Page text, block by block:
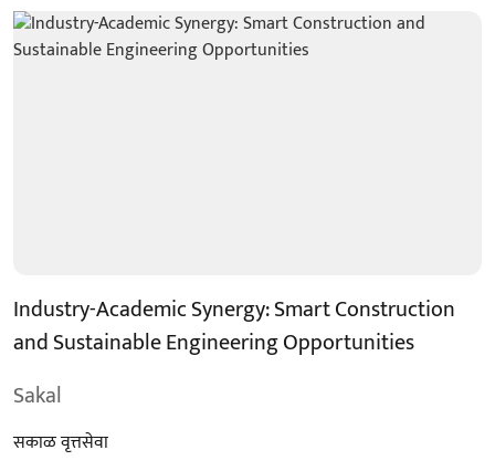
Industry-Academic Synergy: Smart Construction
and Sustainable Engineering Opportunities
Sakal
सकाळ वृत्तसेवा